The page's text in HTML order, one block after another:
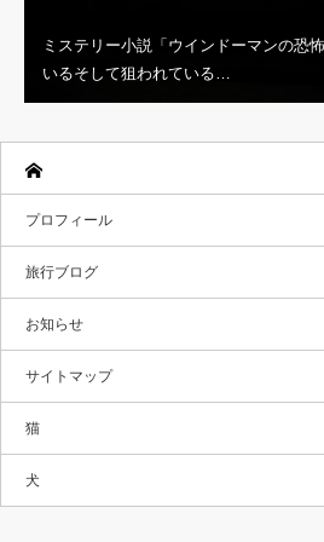
ミステリー小説「ウインドーマンの恐
いるそして狙われている…
プロフィール
旅行ブログ
お知らせ
サイトマップ
猫
犬